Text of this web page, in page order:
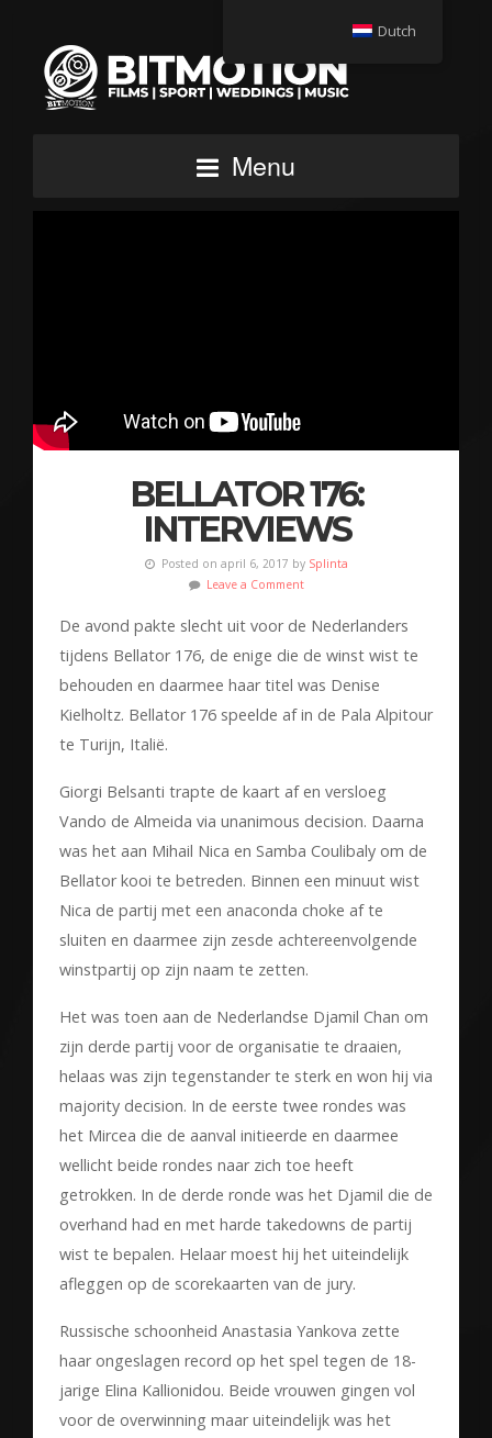
Menu
BELLATOR 176:
INTERVIEWS
Posted on april 6, 2017 by Splinta
Leave a Comment
De avond pakte slecht uit voor de Nederlanders
tijdens Bellator 176, de enige die de winst wist te
behouden en daarmee haar titel was Denise
Kielholtz. Bellator 176 speelde af in de Pala Alpitour
te Turijn, Italië.
Giorgi Belsanti trapte de kaart af en versloeg
Vando de Almeida via unanimous decision. Daarna
was het aan Mihail Nica en Samba Coulibaly om de
Bellator kooi te betreden. Binnen een minuut wist
Nica de partij met een anaconda choke af te
sluiten en daarmee zijn zesde achtereenvolgende
winstpartij op zijn naam te zetten.
Het was toen aan de Nederlandse Djamil Chan om
zijn derde partij voor de organisatie te draaien,
helaas was zijn tegenstander te sterk en won hij via
majority decision. In de eerste twee rondes was
het Mircea die de aanval initieerde en daarmee
wellicht beide rondes naar zich toe heeft
getrokken. In de derde ronde was het Djamil die de
overhand had en met harde takedowns de partij
wist te bepalen. Helaar moest hij het uiteindelijk
afleggen op de scorekaarten van de jury.
Russische schoonheid Anastasia Yankova zette
haar ongeslagen record op het spel tegen de 18-
jarige Elina Kallionidou. Beide vrouwen gingen vol
voor de overwinning maar uiteindelijk was het
Dutch